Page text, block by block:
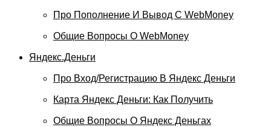
Про Пополнение И Вывод С WebMoney
Общие Вопросы О WebMoney
Яндекс.Деньги
Про Вход/регистрацию В Яндекс Деньги
Карта Яндекс Деньги: Как Получить
Общие Вопросы О Яндекс Деньгах